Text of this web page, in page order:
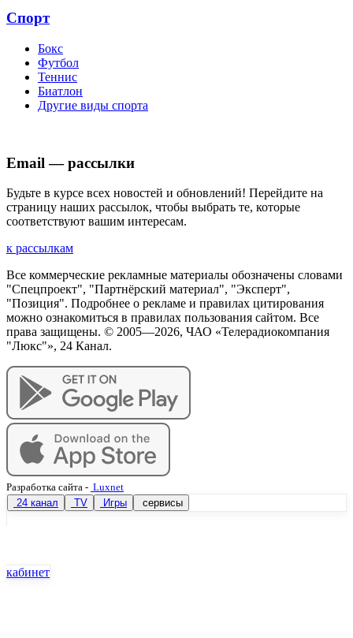
Спорт
Бокс
Футбол
Теннис
Биатлон
Другие виды спорта
Email — рассылки
Будьте в курсе всех новостей и обновлений! Перейдите на
страницу наших рассылок, чтобы выбрать те, которые
соответствуют вашим интересам.
к рассылкам
Все коммерческие рекламные материалы обозначены словами
"Спецпроект", "Партнёрский материал", "Эксперт",
"Позиция". Подробнее о рекламе и правилах цитирования
можно ознакомиться в правилах пользования сайтом. Все
права защищены. © 2005—2026, ЧАО «Телерадиокомпания
"Люкс"», 24 Канал.
Разработка сайта - Luxnet
24 канал
TV Игры сервисы
кабинет